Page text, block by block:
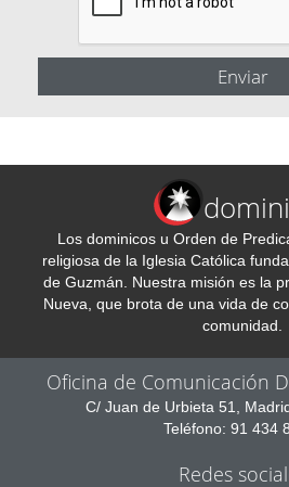
Los dominicos u Orden de
religiosa de la Iglesia Católica
de Guzmán. Nuestra misión es la
Nueva, que brota de una vida de
comunidad.
Oficina de Comunicación
C/ Juan de Urbieta 51,
Teléfono: 91 434
Redes